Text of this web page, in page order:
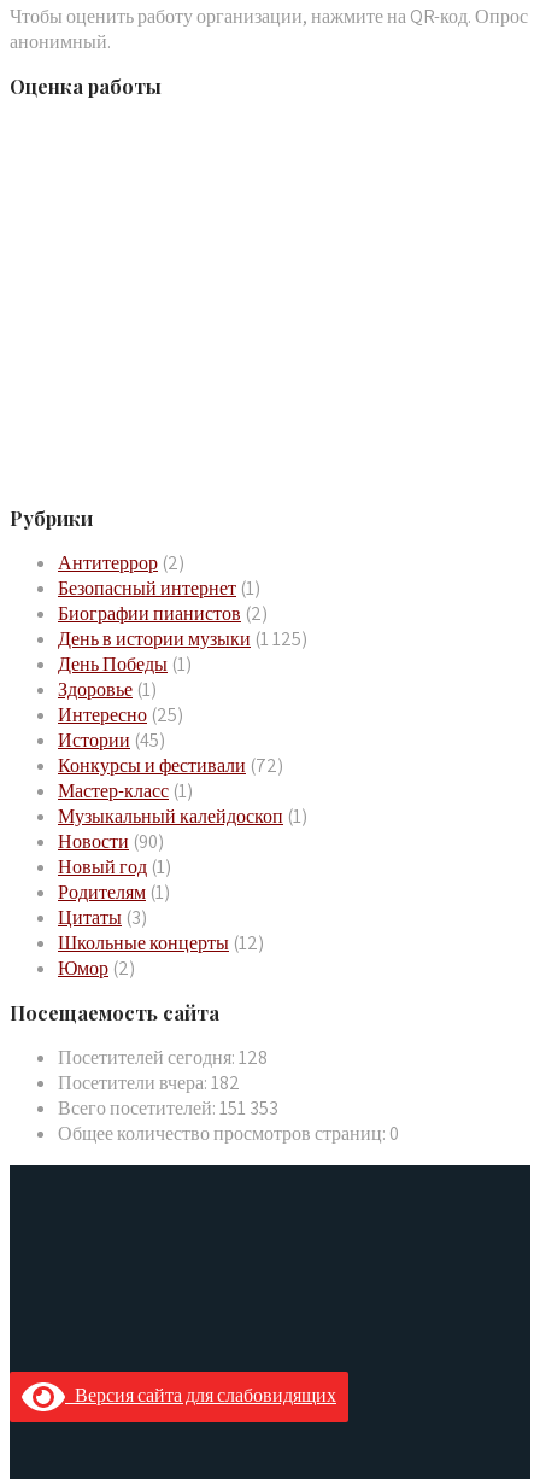
Чтобы оценить работу организации, нажмите на QR-код. Опрос
анонимный.
Оценка работы
Рубрики
Антитеррор (2)
Безопасный интернет (1)
Биографии пианистов (2)
День в истории музыки (1 125)
День Победы (1)
Здоровье (1)
Интересно (25)
Истории (45)
Конкурсы и фестивали (72)
Мастер-класс (1)
Музыкальный калейдоскоп (1)
Новости (90)
Новый год (1)
Родителям (1)
Цитаты (3)
Школьные концерты (12)
Юмор (2)
Посещаемость сайта
Посетителей сегодня:128
Посетители вчера:182
Всего посетителей:151 353
Общее количество просмотров страниц: 0
Версия сайта для слабовидящих